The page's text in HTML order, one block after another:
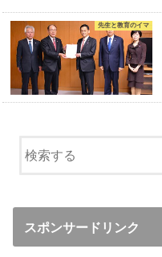
先生と教育のイマ
スポンサードリンク